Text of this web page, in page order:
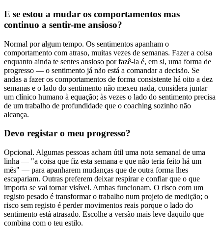
E se estou a mudar os comportamentos mas
continuo a sentir-me ansioso?
Normal por algum tempo. Os sentimentos apanham o
comportamento com atraso, muitas vezes de semanas. Fazer a coisa
enquanto ainda te sentes ansioso por fazê-la é, em si, uma forma de
progresso — o sentimento já não está a comandar a decisão. Se
andas a fazer os comportamentos de forma consistente há oito a dez
semanas e o lado do sentimento não mexeu nada, considera juntar
um clínico humano à equação; às vezes o lado do sentimento precisa
de um trabalho de profundidade que o coaching sozinho não
alcança.
Devo registar o meu progresso?
Opcional. Algumas pessoas acham útil uma nota semanal de uma
linha — "a coisa que fiz esta semana e que não teria feito há um
mês" — para apanharem mudanças que de outra forma lhes
escapariam. Outras preferem deixar respirar e confiar que o que
importa se vai tornar visível. Ambas funcionam. O risco com um
registo pesado é transformar o trabalho num projeto de medição; o
risco sem registo é perder movimentos reais porque o lado do
sentimento está atrasado. Escolhe a versão mais leve daquilo que
combina com o teu estilo.